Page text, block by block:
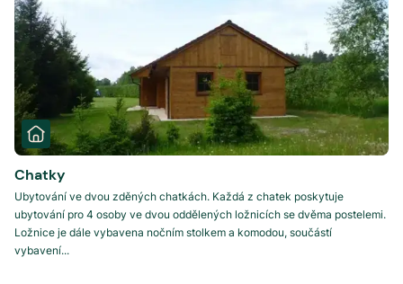
Chatky
Ubytování ve dvou zděných chatkách. Každá z chatek poskytuje
ubytování pro 4 osoby ve dvou oddělených ložnicích se dvěma postelemi.
Ložnice je dále vybavena nočním stolkem a komodou, součástí
vybavení...